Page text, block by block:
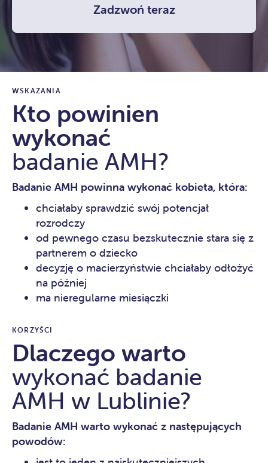
Zadzwoń teraz
WSKAZANIA
Kto powinien
wykonać
badanie AMH?
Badanie AMH powinna wykonać kobieta, która:
chciałaby sprawdzić swój potencjał
rozrodczy
od pewnego czasu bezskutecznie stara się z
partnerem o dziecko
decyzję o macierzyństwie chciałaby odłożyć
na później
ma nieregularne miesiączki
KORZYŚCI
Dlaczego warto
wykonać badanie
AMH w Lublinie?
Badanie AMH warto wykonać z następujących
powodów: